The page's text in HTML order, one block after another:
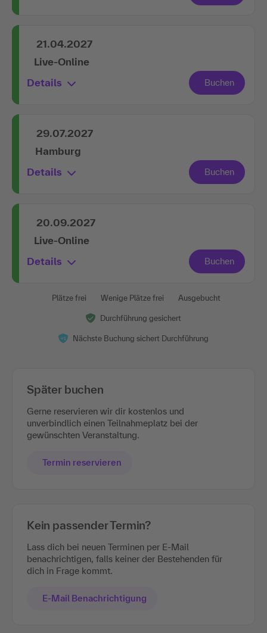
21.04.2027
Live-Online
Details
29.07.2027
Hamburg
Details
20.09.2027
Live-Online
Details
Plätze frei Wenige Plätze frei Ausgebucht
Durchführung gesichert
Nächste Buchung sichert Durchführung
Später buchen
Gerne reservieren wir dir kostenlos und
unverbindlich einen Teilnahmeplatz bei der
gewünschten Veranstaltung.
Termin reservieren
Kein passender Termin?
Lass dich bei neuen Terminen per E-Mail
benachrichtigen, falls keiner der Bestehenden für
dich in Frage kommt.
E-Mail Benachrichtigung